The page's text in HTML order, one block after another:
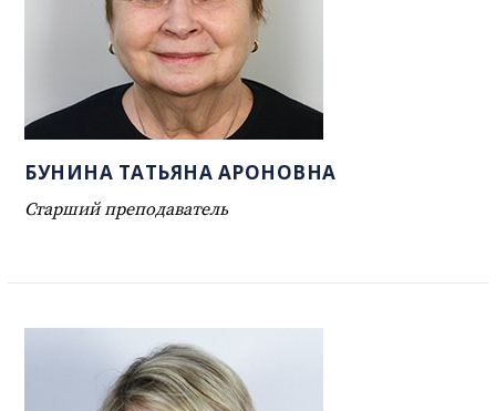
БУНИНА ТАТЬЯНА АРОНОВНА
Старший преподаватель